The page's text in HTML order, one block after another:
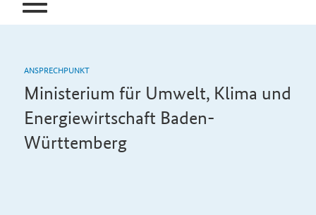
ANSPRECHPUNKT
Ministerium für Umwelt, Klima und
Energiewirtschaft Baden-
Württemberg